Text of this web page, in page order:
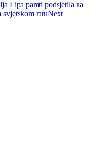
Lipa pamti podsjetila na
svjetskom ratuNext